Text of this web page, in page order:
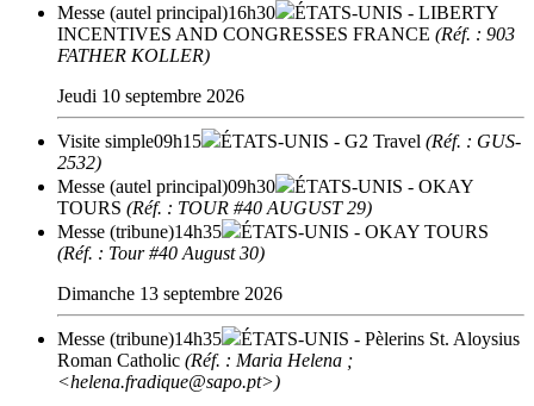
Messe (autel principal)16h30 ÉTATS-UNIS - LIBERTY
INCENTIVES AND CONGRESSES FRANCE (Réf. : 903
FATHER KOLLER)
Jeudi 10 septembre 2026
Visite simple09h15 ÉTATS-UNIS - G2 Travel (Réf. : GUS-
2532)
Messe (autel principal)09h30 ÉTATS-UNIS - OKAY
TOURS (Réf. : TOUR #40 AUGUST 29)
Messe (tribune)14h35 ÉTATS-UNIS - OKAY TOURS
(Réf. : Tour #40 August 30)
Dimanche 13 septembre 2026
Messe (tribune)14h35 ÉTATS-UNIS - Pèlerins St. Aloysius
Roman Catholic (Réf. : Maria Helena ;
<helena.fradique@sapo.pt>)